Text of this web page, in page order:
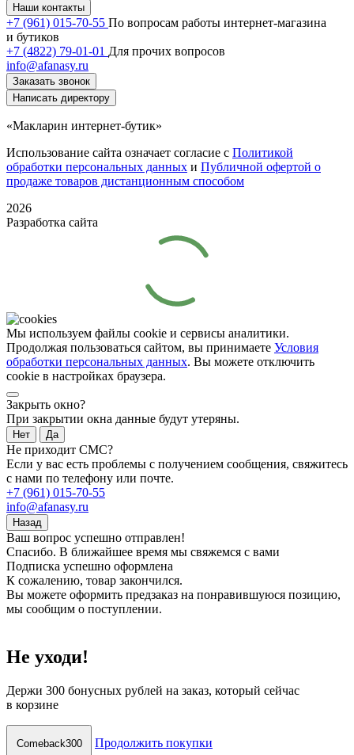
Наши контакты
+7 (961) 015-70-55 По вопросам работы интернет-магазина
и бутиков
+7 (4822) 79-01-01 Для прочих вопросов
info@afanasy.ru
Заказать звонок
Написать директору
«Макларин интернет-бутик»
Использование сайта означает согласие с Политикой
обработки персональных данных и Публичной офертой о
продаже товаров дистанционным способом
2026
Разработка сайта
Мы используем файлы cookie и сервисы аналитики.
Продолжая пользоваться сайтом, вы принимаете Условия
обработки персональных данных. Вы можете отключить
cookie в настройках браузера.
Закрыть окно?
При закрытии окна данные будут утеряны.
Нет Да
Не приходит СМС?
Если у вас есть проблемы с получением сообщения, свяжитесь
с нами по телефону или почте.
+7 (961) 015-70-55
info@afanasy.ru
Назад
Ваш вопрос успешно отправлен!
Спасибо. В ближайшее время мы свяжемся с вами
Подписка успешно оформлена
К сожалению, товар закончился.
Вы можете оформить предзаказ на понравившуюся позицию,
мы сообщим о поступлении.
Не уходи!
Держи 300 бонусных рублей на заказ, который сейчас
в корзине
Comeback300 Продолжить покупки